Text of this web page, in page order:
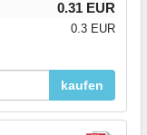
0.31 EUR
0.3 EUR
kaufen